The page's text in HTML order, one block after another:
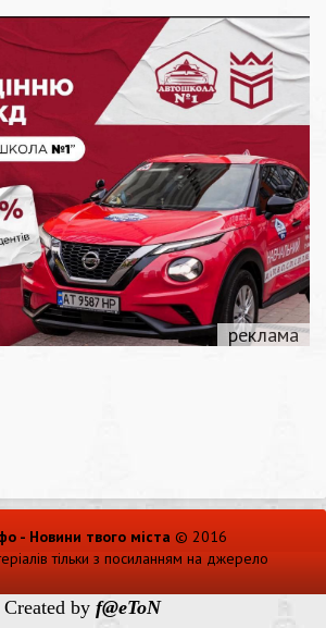
- Новини твого міста © 2016
тільки з посиланням на джерело
Created by f@eToN